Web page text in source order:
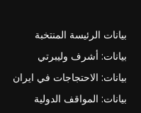
بيانات الرئيسة المنتخبة
بيانات: أشرف وليبرتي
بيانات: الاحتجاجات في ايران
بيانات: المواقف الدولية